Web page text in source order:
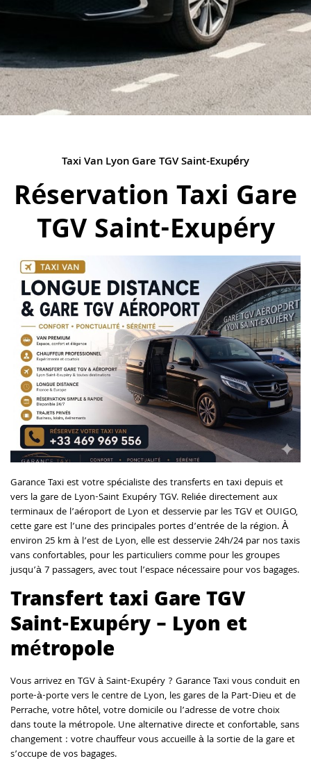
Taxi Van Lyon Gare TGV Saint-Exupéry
Réservation Taxi Gare
TGV Saint-Exupéry
Garance Taxi est votre spécialiste des transferts en taxi depuis et
vers la gare de Lyon-Saint Exupéry TGV. Reliée directement aux
terminaux de l’aéroport de Lyon et desservie par les TGV et OUIGO,
cette gare est l’une des principales portes d’entrée de la région. À
environ 25 km à l’est de Lyon, elle est desservie 24h/24 par nos taxis
vans confortables, pour les particuliers comme pour les groupes
jusqu’à 7 passagers, avec tout l’espace nécessaire pour vos bagages.
Transfert taxi Gare TGV
Saint-Exupéry – Lyon et
métropole
Vous arrivez en TGV à Saint-Exupéry ? Garance Taxi vous conduit en
porte-à-porte vers le centre de Lyon, les gares de la Part-Dieu et de
Perrache, votre hôtel, votre domicile ou l’adresse de votre choix
dans toute la métropole. Une alternative directe et confortable, sans
changement : votre chauffeur vous accueille à la sortie de la gare et
s’occupe de vos bagages.